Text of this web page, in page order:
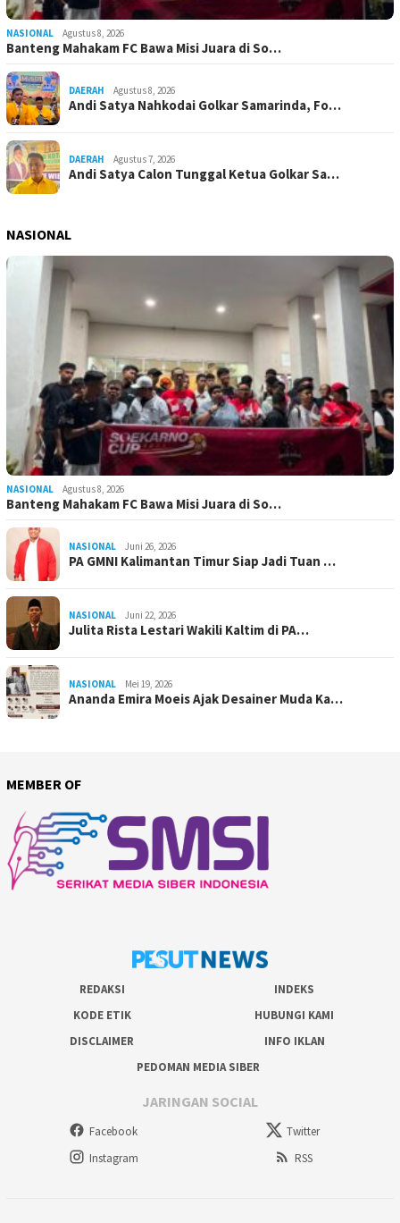
NASIONAL Agustus 8, 2026
Banteng Mahakam FC Bawa Misi Juara di So…
DAERAH Agustus 8, 2026
Andi Satya Nahkodai Golkar Samarinda, Fo…
DAERAH Agustus 7, 2026
Andi Satya Calon Tunggal Ketua Golkar Sa…
NASIONAL
NASIONAL Agustus 8, 2026
Banteng Mahakam FC Bawa Misi Juara di So…
NASIONAL Juni 26, 2026
PA GMNI Kalimantan Timur Siap Jadi Tuan …
NASIONAL Juni 22, 2026
Julita Rista Lestari Wakili Kaltim di PA…
NASIONAL Mei 19, 2026
Ananda Emira Moeis Ajak Desainer Muda Ka…
MEMBER OF
REDAKSI
INDEKS
KODE ETIK
HUBUNGI KAMI
DISCLAIMER
INFO IKLAN
PEDOMAN MEDIA SIBER
JARINGAN SOCIAL
Facebook
Twitter
Instagram
RSS